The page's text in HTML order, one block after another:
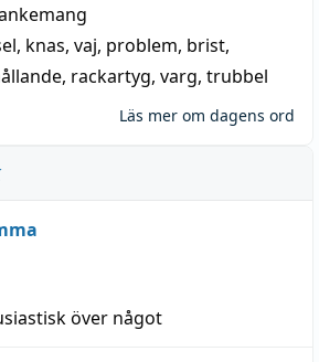
, knas, vaj, problem, brist,
, rackartyg, varg, trubbel
Läs mer om dagens ord
över något